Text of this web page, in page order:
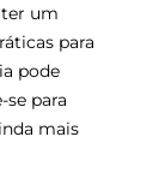
ter um
para
pode
para
mais